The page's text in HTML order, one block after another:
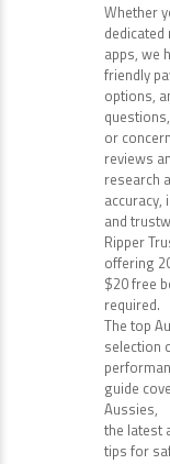
Whether
apps, we
friendly
options,
or
reviews
research
accuracy,
and
Ripper
offering
$20 free
required.
The top
selection
guide
Aussies,
the latest
tips for